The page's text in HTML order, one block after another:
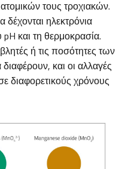
τους τροχιακών.
ηλεκτρόνια
pH και τη θερμοκρασία.
ή τις ποσότητες των
και οι αλλαγές
διαφορετικούς χρόνους